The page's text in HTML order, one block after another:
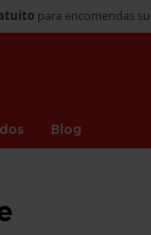
para encomendas
Blog